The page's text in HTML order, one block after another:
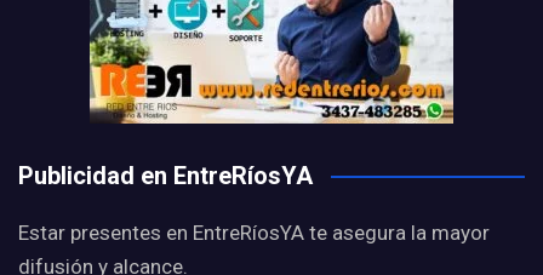
Publicidad en EntreRíosYA
Estar presentes en EntreRíosYA te asegura la mayor
difusión y alcance.